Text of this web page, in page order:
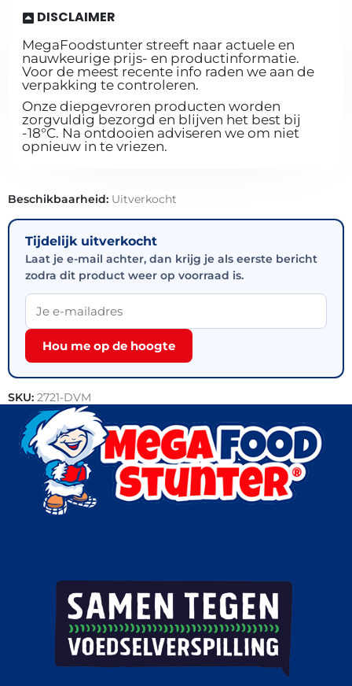
DISCLAIMER
MegaFoodstunter streeft naar actuele en
nauwkeurige prijs- en productinformatie.
Voor de meest recente info raden we aan de
verpakking te controleren.
Onze diepgevroren producten worden
zorgvuldig bezorgd en blijven het best bij
-18°C. Na ontdooien adviseren we om niet
opnieuw in te vriezen.
Beschikbaarheid: Uitverkocht
Tijdelijk uitverkocht
Laat je e-mail achter, dan krijg je als eerste bericht
zodra dit product weer op voorraad is.
Hou me op de hoogte
SKU: 2721-DVM
Categorie: Vlees